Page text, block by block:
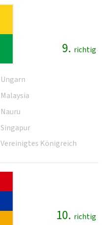
9. richtig
Ungarn
Malaysia
Nauru
Singapur
Vereinigtes Königreich
10. richtig